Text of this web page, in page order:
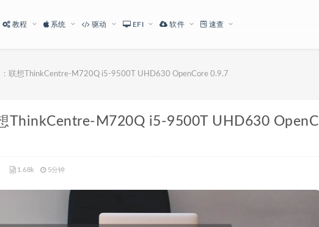
教程 系统 驱动 EFI 软件 速查
：联想ThinkCentre-M720Q i5-9500T UHD630 OpenCore 0.9.7
ThinkCentre-M720Q i5-9500T UHD630 OpenC
1.68k 5分钟